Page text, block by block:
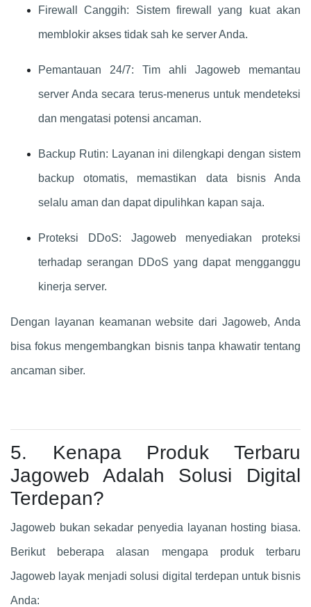
Firewall Canggih: Sistem firewall yang kuat akan
memblokir akses tidak sah ke server Anda.
Pemantauan 24/7: Tim ahli Jagoweb memantau
server Anda secara terus-menerus untuk mendeteksi
dan mengatasi potensi ancaman.
Backup Rutin: Layanan ini dilengkapi dengan sistem
backup otomatis, memastikan data bisnis Anda
selalu aman dan dapat dipulihkan kapan saja.
Proteksi DDoS: Jagoweb menyediakan proteksi
terhadap serangan DDoS yang dapat mengganggu
kinerja server.
Dengan layanan keamanan website dari Jagoweb, Anda
bisa fokus mengembangkan bisnis tanpa khawatir tentang
ancaman siber.
5. Kenapa Produk Terbaru
Jagoweb Adalah Solusi Digital
Terdepan?
Jagoweb bukan sekadar penyedia layanan hosting biasa.
Berikut beberapa alasan mengapa produk terbaru
Jagoweb layak menjadi solusi digital terdepan untuk bisnis
Anda: